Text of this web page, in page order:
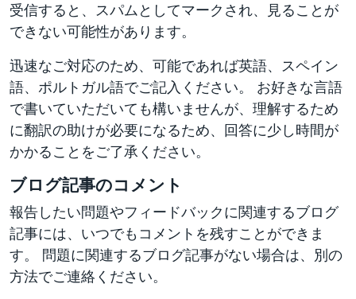
受信すると、スパムとしてマークされ、見ることが
できない可能性があります。
迅速なご対応のため、可能であれば英語、スペイン
語、ポルトガル語でご記入ください。 お好きな言語
で書いていただいても構いませんが、理解するため
に翻訳の助けが必要になるため、回答に少し時間が
かかることをご了承ください。
ブログ記事のコメント
報告したい問題やフィードバックに関連するブログ
記事には、いつでもコメントを残すことができま
す。 問題に関連するブログ記事がない場合は、別の
方法でご連絡ください。